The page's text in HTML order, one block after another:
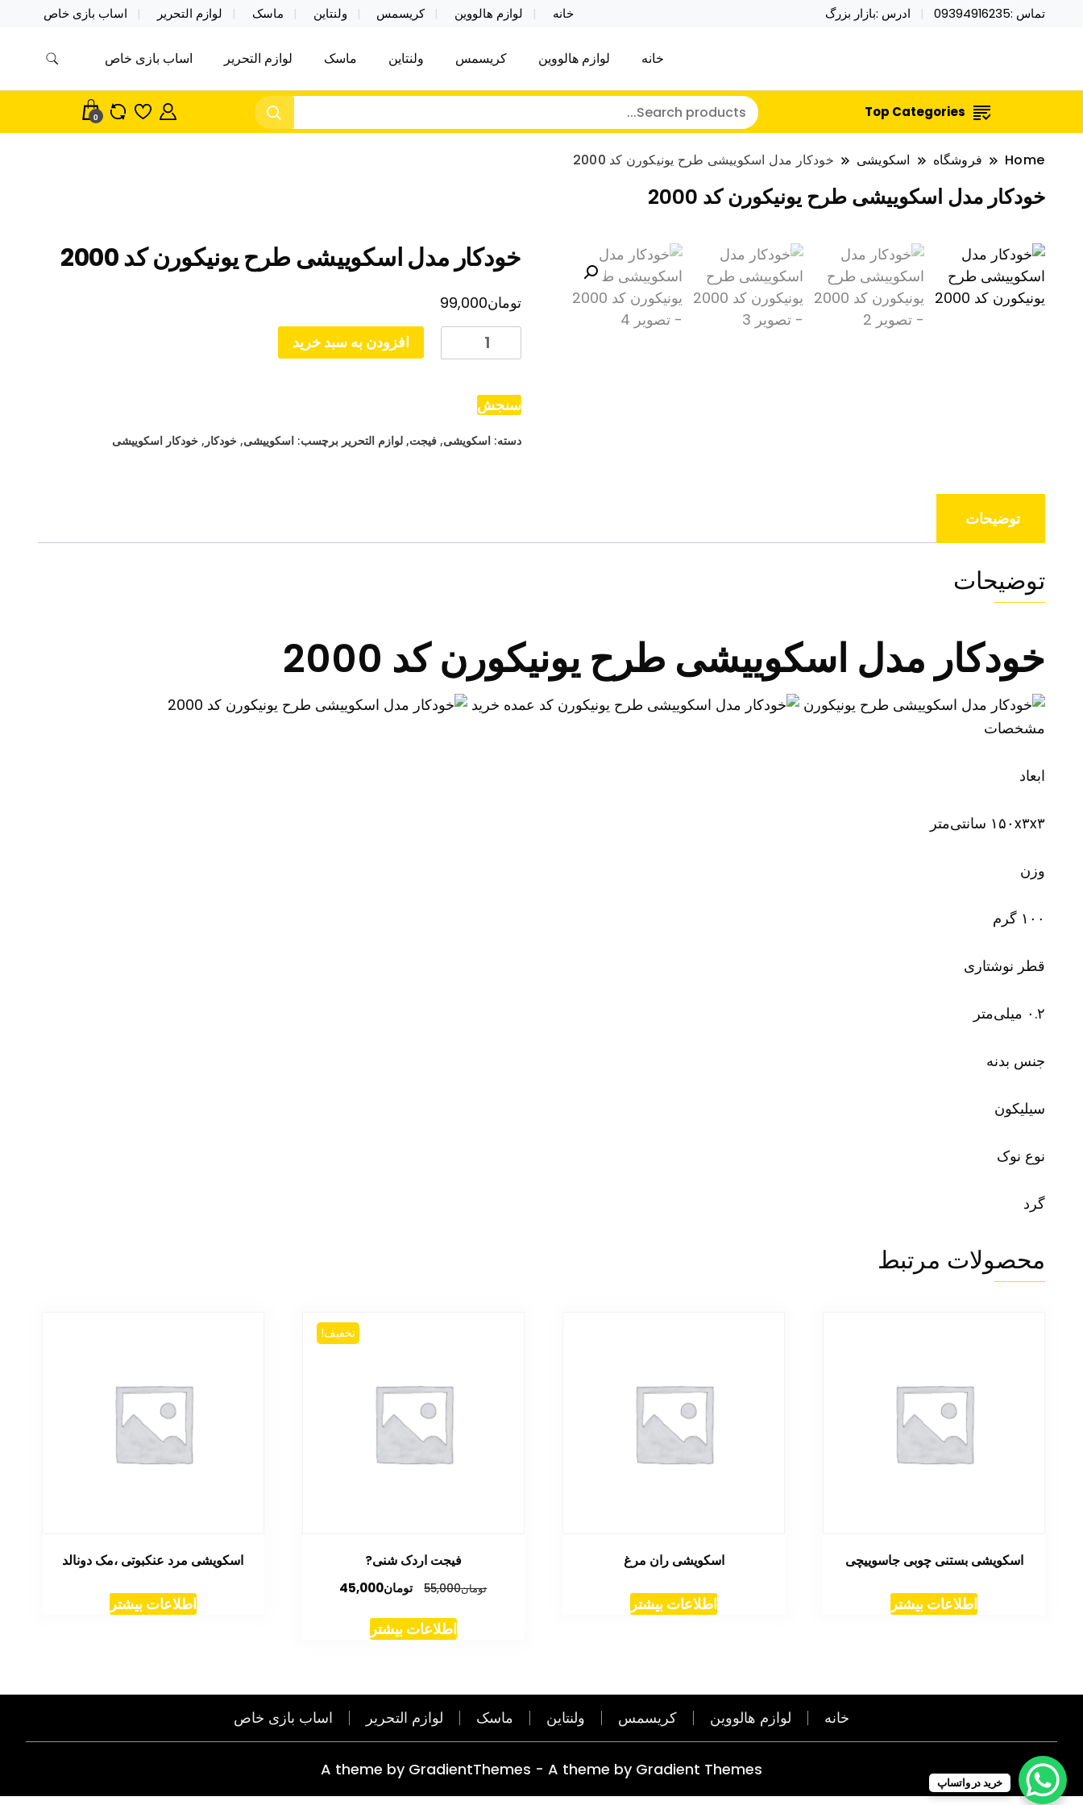
تماس :09394916235 ادرس :بازار بزرگ خانه لوازم هالووین کریسمس ولنتاین ماسک لوازم التحریر اساب بازی خاص
نایکر توی فروش عمده لوازم هالووین ولن تاین کادویی کریسمس اکسسوری ماسک
خرید محصولات خاص فیجت اسباب بازی تراول ماگ نایکر توی فروش عمده لوازم هالووین ولن تاین کادویی کریسمس اکسسوری ماسک در واردات مستقیم
خانه لوازم هالووین کریسمس ولنتاین ماسک لوازم التحریر اساب بازی خاص
Top Categories
0
Home فروشگاه اسکویشی خودکار مدل اسکوییشی طرح یونیکورن کد 2000
خودکار مدل اسکوییشی طرح یونیکورن کد 2000
خودکار مدل اسکوییشی طرح یونیکورن کد 2000
تومان99,000
خودکار
مدل
طرح
کد
افزودن به سبد خرید
سنجش
دسته: اسکویشی, فیجت, لوازم التحریر برچسب: اسکوییشی, خودکار , خودکار اسکوییشی
توضیحات
توضیحات
خودکار مدل اسکوییشی طرح یونیکورن کد 2000
مشخصات
ابعاد
۱۵۰x۳x۳ سانتی‌متر
وزن
۱۰۰ گرم
قطر نوشتاری
۰.۲ میلی‌متر
جنس بدنه
سیلیکون
نوع نوک
گرد
محصولات مرتبط
اسکویشی بستنی چوبی جاسوییچی
اطلاعات بیشتر
اسکویشی ران مرغ
اطلاعات بیشتر
تخفیف!
فیجت اردک شنی?
تومان55,000
قیمت
تومان55,000
بود.
تومان45,000قیمت
اطلاعات بیشتر
اسکویشی مرد عنکبوتی ،مک دونالد
اطلاعات بیشتر
خانه لوازم هالووین کریسمس ولنتاین ماسک لوازم التحریر اساب بازی خاص
A theme by GradientThemes - A theme by Gradient Themes
خرید در واتساپ